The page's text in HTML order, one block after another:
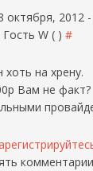
2012 -
Гость W ( ) #
хоть на хрену.
Вам не факт?
комментарии